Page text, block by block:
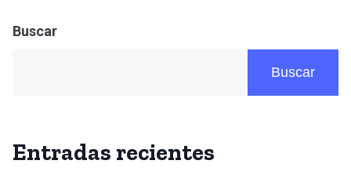
Buscar
Buscar
Entradas recientes